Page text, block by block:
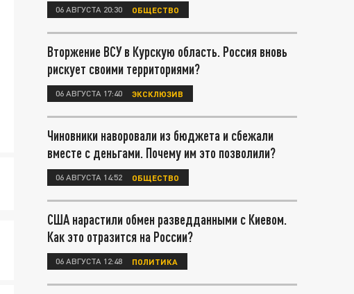
06 АВГУСТА 20:30 ОБЩЕСТВО
Вторжение ВСУ в Курскую область. Россия вновь
рискует своими территориями?
06 АВГУСТА 17:40 ЭКСКЛЮЗИВ
Чиновники наворовали из бюджета и сбежали
вместе с деньгами. Почему им это позволили?
06 АВГУСТА 14:52 ОБЩЕСТВО
США нарастили обмен разведданными с Киевом.
Как это отразится на России?
06 АВГУСТА 12:48 ПОЛИТИКА